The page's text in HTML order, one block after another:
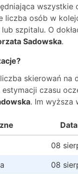
wszystkie
liczba osób w
szpitalu. O
Sadowska.
skierowań
czasu
. Im wyższa
08
08